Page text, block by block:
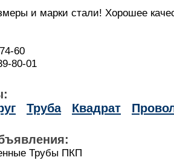
и марки стали! Хорошее
60
80-01
Труба Квадрат
Трубы ПКП